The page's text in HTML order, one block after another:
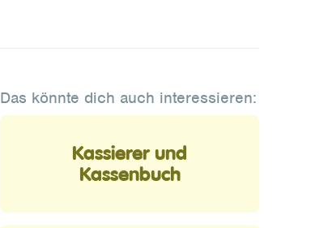
Das könnte dich auch interessieren:
Kassierer und
Kassenbuch